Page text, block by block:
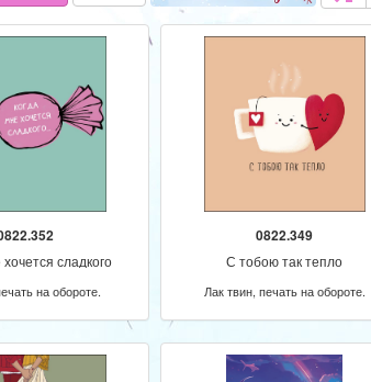
сладкого
на обороте.
0822.349
С тобою так тепло
Лак твин, печать на обороте.